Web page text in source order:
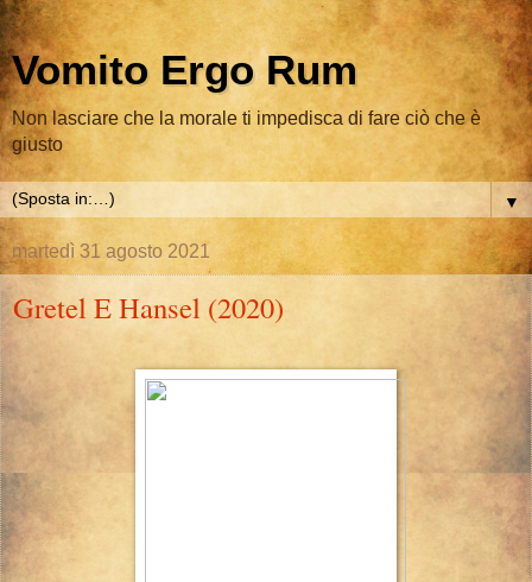
Vomito Ergo Rum
Non lasciare che la morale ti impedisca di fare ciò che è
giusto
▼
martedì 31 agosto 2021
Gretel E Hansel (2020)